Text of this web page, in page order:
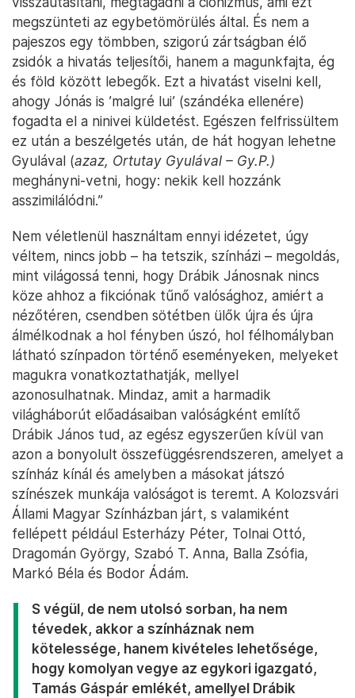
megszünteti az egybetömörülés által. És nem a
pajeszos egy tömbben, szigorú zártságban élő
zsidók a hivatás teljesítői, hanem a magunkfajta, ég
és föld között lebegők. Ezt a hivatást viselni kell,
ahogy Jónás is ’malgré lui’ (szándéka ellenére)
fogadta el a ninivei küldetést. Egészen felfrissültem
ez után a beszélgetés után, de hát hogyan lehetne
Gyulával (azaz, Ortutay Gyulával – Gy.P.)
meghányni-vetni, hogy: nekik kell hozzánk
asszimilálódni.”
Nem véletlenül használtam ennyi idézetet, úgy
véltem, nincs jobb – ha tetszik, színházi – megoldás,
mint világossá tenni, hogy Drábik Jánosnak nincs
köze ahhoz a fikciónak tűnő valósághoz, amiért a
nézőtéren, csendben sötétben ülők újra és újra
álmélkodnak a hol fényben úszó, hol félhomályban
látható színpadon történő eseményeken, melyeket
magukra vonatkoztathatják, mellyel
azonosulhatnak. Mindaz, amit a harmadik
világháborút előadásaiban valóságként említő
Drábik János tud, az egész egyszerűen kívül van
azon a bonyolult összefüggésrendszeren, amelyet a
színház kínál és amelyben a másokat játszó
színészek munkája valóságot is teremt. A Kolozsvári
Állami Magyar Színházban járt, s valamiként
fellépett például Esterházy Péter, Tolnai Ottó,
Dragomán György, Szabó T. Anna, Balla Zsófia,
Markó Béla és Bodor Ádám.
S végül, de nem utolsó sorban, ha nem
tévedek, akkor a színháznak nem
kötelessége, hanem kivételes lehetősége,
hogy komolyan vegye az egykori igazgató,
Tamás Gáspár emlékét, amellyel Drábik